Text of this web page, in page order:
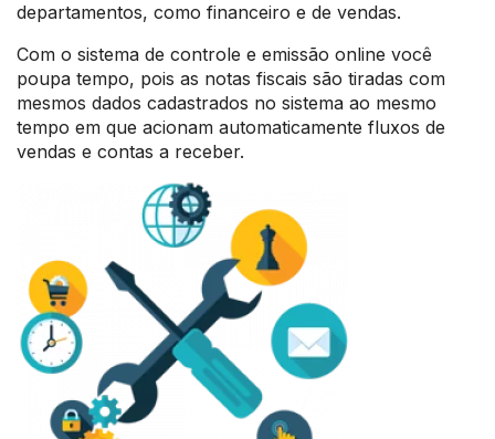
departamentos, como financeiro e de vendas.
Com o sistema de controle e emissão online você
poupa tempo, pois as notas fiscais são tiradas com
mesmos dados cadastrados no sistema ao mesmo
tempo em que acionam automaticamente fluxos de
vendas e contas a receber.